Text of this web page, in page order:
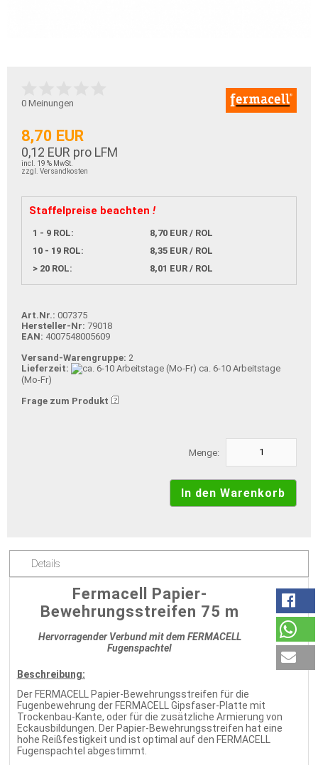
0 Meinungen
8,70 EUR
0,12 EUR pro LFM
incl. 19 % MwSt.
zzgl. Versandkosten
Staffelpreise beachten !
1 - 9 ROL:
8,70 EUR / ROL
10 - 19 ROL:
8,35 EUR / ROL
> 20 ROL:
8,01 EUR / ROL
Art.Nr.: 007375
Hersteller-Nr: 79018
EAN: 4007548005609
Versand-Warengruppe: 2
Lieferzeit:
ca. 6-10 Arbeitstage
(Mo-Fr)
Frage zum Produkt
Menge:
Details
Fermacell Papier-
Bewehrungsstreifen 75 m
Hervorragender Verbund mit dem FERMACELL
Fugenspachtel
Beschreibung:
Der FERMACELL Papier-Bewehrungsstreifen für die
Fugenbewehrung der FERMACELL Gipsfaser-Platte mit
Trockenbau-Kante, oder für die zusätzliche Armierung von
Eckausbildungen. Der Papier-Bewehrungsstreifen hat eine
hohe Reißfestigkeit und ist optimal auf den FERMACELL
Fugenspachtel abgestimmt.